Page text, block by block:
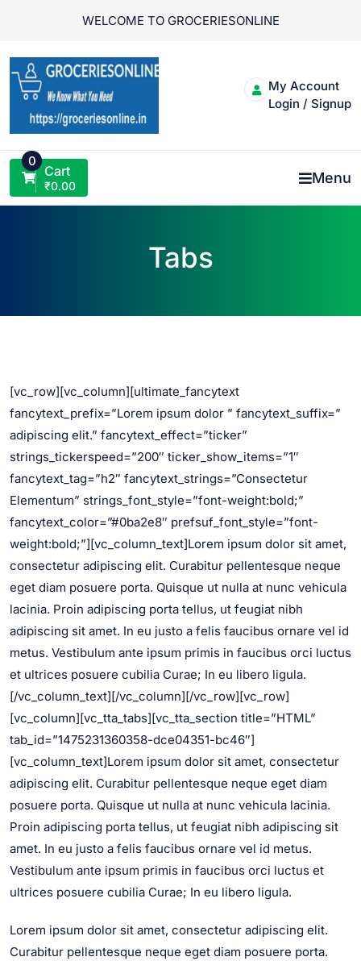
WELCOME TO GROCERIESONLINE
My Account
Login / Signup
0
Cart
₹0.00 Menu
Tabs
[vc_row][vc_column][ultimate_fancytext
fancytext_prefix=”Lorem ipsum dolor ” fancytext_suffix=”
adipiscing elit.” fancytext_effect=”ticker”
strings_tickerspeed=”200″ ticker_show_items=”1″
fancytext_tag=”h2″ fancytext_strings=”Consectetur
Elementum” strings_font_style=”font-weight:bold;”
fancytext_color=”#0ba2e8″ prefsuf_font_style=”font-
weight:bold;”][vc_column_text]Lorem ipsum dolor sit amet,
consectetur adipiscing elit. Curabitur pellentesque neque
eget diam posuere porta. Quisque ut nulla at nunc vehicula
lacinia. Proin adipiscing porta tellus, ut feugiat nibh
adipiscing sit amet. In eu justo a felis faucibus ornare vel id
metus. Vestibulum ante ipsum primis in faucibus orci luctus
et ultrices posuere cubilia Curae; In eu libero ligula.
[/vc_column_text][/vc_column][/vc_row][vc_row]
[vc_column][vc_tta_tabs][vc_tta_section title=”HTML”
tab_id=”1475231360358-dce04351-bc46″]
[vc_column_text]Lorem ipsum dolor sit amet, consectetur
adipiscing elit. Curabitur pellentesque neque eget diam
posuere porta. Quisque ut nulla at nunc vehicula lacinia.
Proin adipiscing porta tellus, ut feugiat nibh adipiscing sit
amet. In eu justo a felis faucibus ornare vel id metus.
Vestibulum ante ipsum primis in faucibus orci luctus et
ultrices posuere cubilia Curae; In eu libero ligula.
Lorem ipsum dolor sit amet, consectetur adipiscing elit.
Curabitur pellentesque neque eget diam posuere porta.